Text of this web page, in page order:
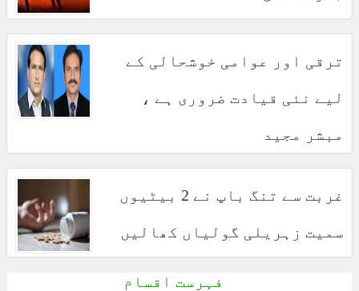
ترقی اور عوامی خوشحالی کے
لیے نئی قیادت ضروری ہے ،
مبشر مجید
غربت سے تنگ باپ نے 2 بیٹیوں
سمیت زہریلی گولیاں کھالیں
فہرست اقسام